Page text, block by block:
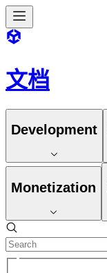
文档
Development
Monetization